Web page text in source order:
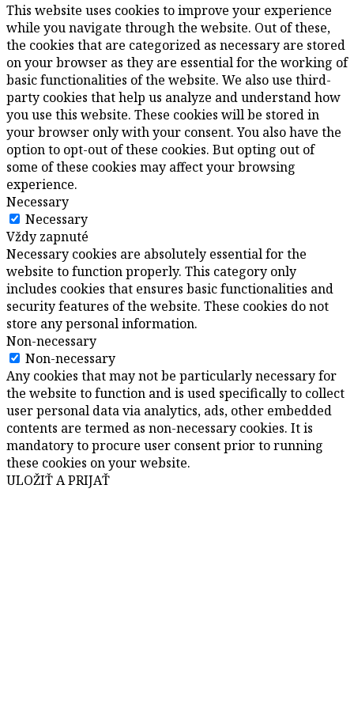
This website uses cookies to improve your experience
while you navigate through the website. Out of these,
the cookies that are categorized as necessary are stored
on your browser as they are essential for the working of
basic functionalities of the website. We also use third-
party cookies that help us analyze and understand how
you use this website. These cookies will be stored in
your browser only with your consent. You also have the
option to opt-out of these cookies. But opting out of
some of these cookies may affect your browsing
experience.
Necessary
Necessary
Vždy zapnuté
Necessary cookies are absolutely essential for the
website to function properly. This category only
includes cookies that ensures basic functionalities and
security features of the website. These cookies do not
store any personal information.
Non-necessary
Non-necessary
Any cookies that may not be particularly necessary for
the website to function and is used specifically to collect
user personal data via analytics, ads, other embedded
contents are termed as non-necessary cookies. It is
mandatory to procure user consent prior to running
these cookies on your website.
ULOŽIŤ A PRIJAŤ